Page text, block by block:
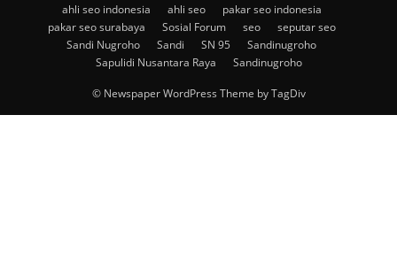
ahli seo indonesia
ahli seo
pakar seo indonesia
pakar seo surabaya
Sosial Forum seo
seputar seo
Sandi Nugroho
Sandi SN 95
Sandinugroho
Sapulidi Nusantara Raya
Sandinugroho
© Newspaper WordPress Theme by TagDiv